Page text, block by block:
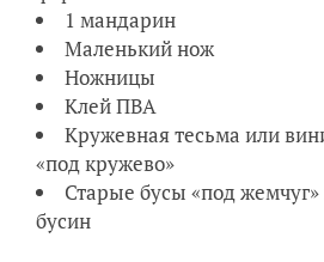
1 мандарин
Маленький нож
Ножницы
Клей ПВА
Кружевная тесьма или
«под кружево»
Старые бусы «под
бусин